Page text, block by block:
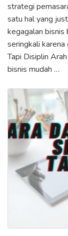
strategi
satu hal yang
kegagalan bisnis
seringkali
Tapi Disiplin
bisnis mudah …